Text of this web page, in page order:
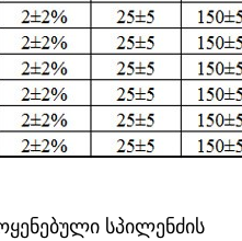
სპილენძის